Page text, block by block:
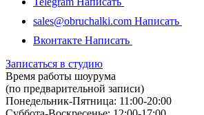
sales@obruchalki.com Написать
Вконтакте Написать
Записаться в студию
Время работы шоурума
(по предварительной записи)
Понедельник-Пятница: 11:00-20:00